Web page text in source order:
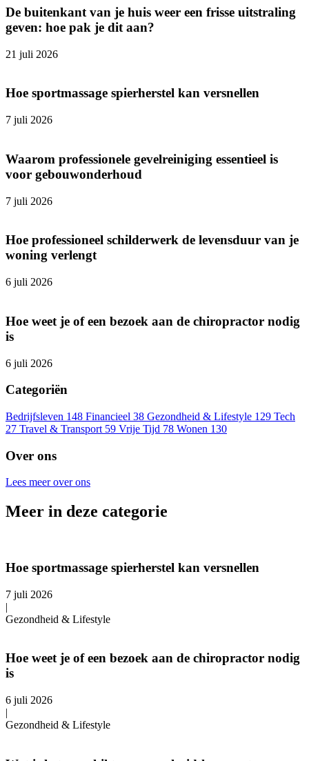
De buitenkant van je huis weer een frisse uitstraling
geven: hoe pak je dit aan?
21 juli 2026
Hoe sportmassage spierherstel kan versnellen
7 juli 2026
Waarom professionele gevelreiniging essentieel is
voor gebouwonderhoud
7 juli 2026
Hoe professioneel schilderwerk de levensduur van je
woning verlengt
6 juli 2026
Hoe weet je of een bezoek aan de chiropractor nodig
is
6 juli 2026
Categoriën
Bedrijfsleven 148 Financieel 38 Gezondheid & Lifestyle 129 Tech
27 Travel & Transport 59 Vrije Tijd 78 Wonen 130
Over ons
Lees meer over ons
Meer in deze categorie
Hoe sportmassage spierherstel kan versnellen
7 juli 2026
|
Gezondheid & Lifestyle
Hoe weet je of een bezoek aan de chiropractor nodig
is
6 juli 2026
|
Gezondheid & Lifestyle